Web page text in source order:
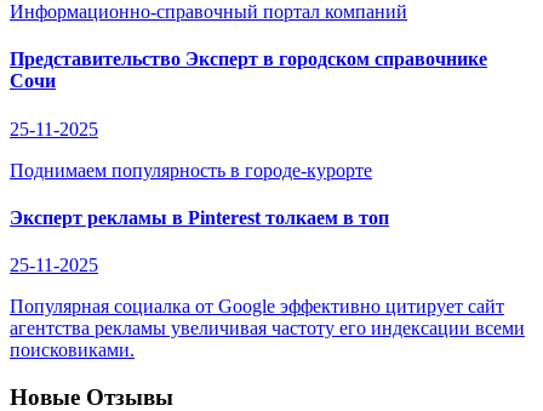
Информационно-справочный портал компаний
Представительство Эксперт в городском справочнике
Сочи
25-11-2025
Поднимаем популярность в городе-курорте
Эксперт рекламы в Pinterest толкаем в топ
25-11-2025
Популярная социалка от Google эффективно цитирует сайт
агентства рекламы увеличивая частоту его индексации всеми
поисковиками.
Новые Отзывы